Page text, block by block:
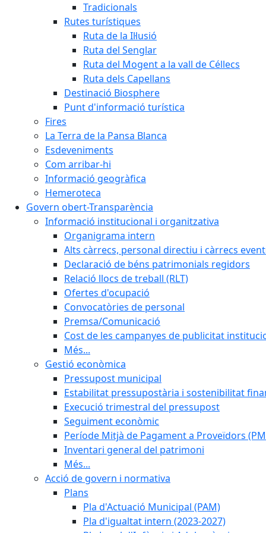
Tradicionals
Rutes turístiques
Ruta de la Il·lusió
Ruta del Senglar
Ruta del Mogent a la vall de Céllecs
Ruta dels Capellans
Destinació Biosphere
Punt d'informació turística
Fires
La Terra de la Pansa Blanca
Esdeveniments
Com arribar-hi
Informació geogràfica
Hemeroteca
Govern obert-Transparència
Informació institucional i organitzativa
Organigrama intern
Alts càrrecs, personal directiu i càrrecs
Declaració de béns patrimonials regidors
Relació llocs de treball (RLT)
Ofertes d'ocupació
Convocatòries de personal
Premsa/Comunicació
Cost de les campanyes de publicitat
Més...
Gestió econòmica
Pressupost municipal
Estabilitat pressupostària i sostenibilitat
Execució trimestral del pressupost
Seguiment econòmic
Període Mitjà de Pagament a Proveïdors
Inventari general del patrimoni
Més...
Acció de govern i normativa
Plans
Pla d'Actuació Municipal (PAM)
Pla d'igualtat intern (2023-2027)